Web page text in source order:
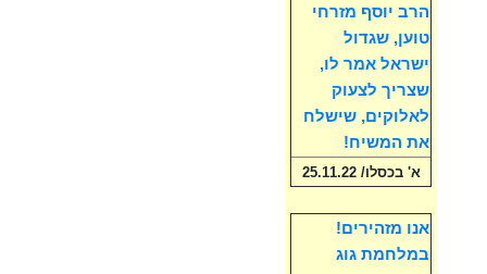
הרב יוסף מזרחי
טוען, שגדול
ישראל אמר לו,
שצריך לצעוק
לאלוקים, שישלח
את המשיח!
א' בכסלו/ 25.11.22
אנו מזהירים!
במלחמת גוג